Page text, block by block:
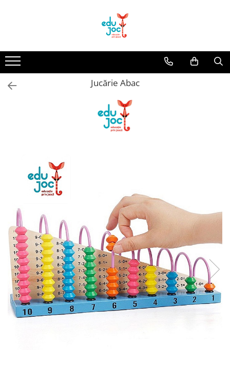
1-2 ani
3-4 ani
5-7 ani
Jucărie Abac